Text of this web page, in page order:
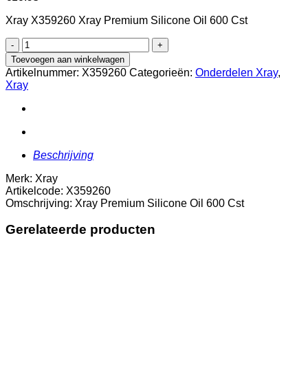
Xray X359260 Xray Premium Silicone Oil 600 Cst
Xray
Premium
Silicone
Oil
600
Cst
Toevoegen aan winkelwagen
Artikelnummer: X359260 Categorieën: Onderdelen Xray,
Xray
Beschrijving
Merk: Xray
Artikelcode: X359260
Omschrijving: Xray Premium Silicone Oil 600 Cst
Gerelateerde producten